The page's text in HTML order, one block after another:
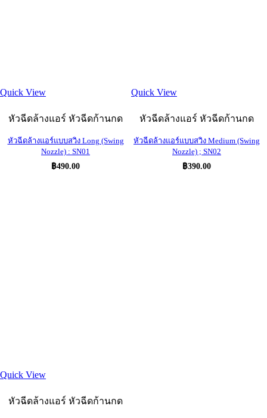
Quick View
หัวฉีดล้างแอร์ หัวฉีดก้านกด
หัวฉีดล้างแอร์แบบสวิง Long (Swing
Nozzle) : SN01
฿490.00
Quick View
หัวฉีดล้างแอร์ หัวฉีดก้านกด
หัวฉีดล้างแอร์แบบสวิง Medium (Swing
Nozzle) ; SN02
฿390.00
Quick View
หัวฉีดล้างแอร์ หัวฉีดก้านกด